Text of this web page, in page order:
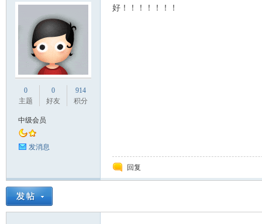
0
主题
0
好友
914
积分
中级会员
发消息
好！！！！！！！
回复